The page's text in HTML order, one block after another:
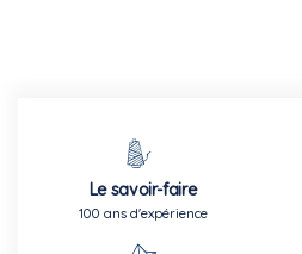
Le savoir-faire
100 ans d'expérience